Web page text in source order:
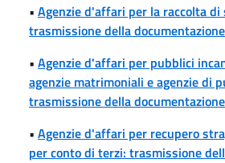
• Agenzie d'affari per la raccolta di
trasmissione della documentazione
• Agenzie d'affari per pubblici
agenzie matrimoniali e agenzie di
trasmissione della documentazione
• Agenzie d'affari per recupero
per conto di terzi: trasmissione